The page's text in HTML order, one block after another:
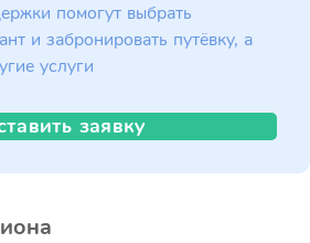
помогут выбрать
и забронировать путёвку, а
услуги
заявку